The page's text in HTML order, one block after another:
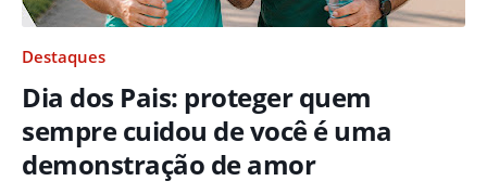
Destaques
Dia dos Pais: proteger quem
sempre cuidou de você é uma
demonstração de amor